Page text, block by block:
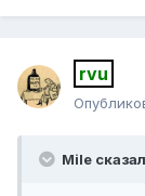
rvu
Mile